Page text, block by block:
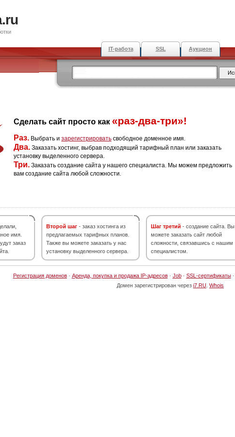
IT-работа SSL Аукцион
Сделать сайт просто как «раз-два-три»!
Раз. Выбрать и зарегистрировать свободное доменное имя.
Два. Заказать хостинг, выбрав подходящий тарифный план или заказать
установку выделенного сервера.
Три. Заказать создание сайта у нашего специалиста. Мы можем предложить
вам создание сайта любой сложности.
имя.
заказ
Второй шаг - заказ хостинга из
предлагаемых тарифных планов.
Также вы можете заказать у нас
установку выделенного сервера.
Шаг третий - создание сайта. Вы
можете заказать сайт любой
сложности, связавшись с нашим
специалистом.
Регистрация доменов· Аренда, покупка и продажа IP-адресов· Job· SSL-сертификаты·
Домен зарегистрирован через i7.RU Whois